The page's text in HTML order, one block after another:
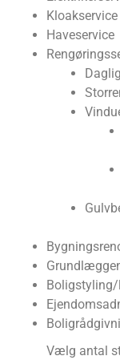
Kloakservice
Haveservice
Vælg antal